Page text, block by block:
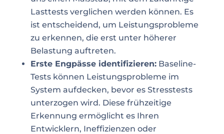
Lasttests verglichen werden können. Es
ist entscheidend, um Leistungsprobleme
zu erkennen, die erst unter höherer
Belastung auftreten.
Erste Engpässe identifizieren:Baseline-
Tests können Leistungsprobleme im
System aufdecken, bevor es Stresstests
unterzogen wird. Diese frühzeitige
Erkennung ermöglicht es Ihren
Entwicklern, Ineffizienzen oder